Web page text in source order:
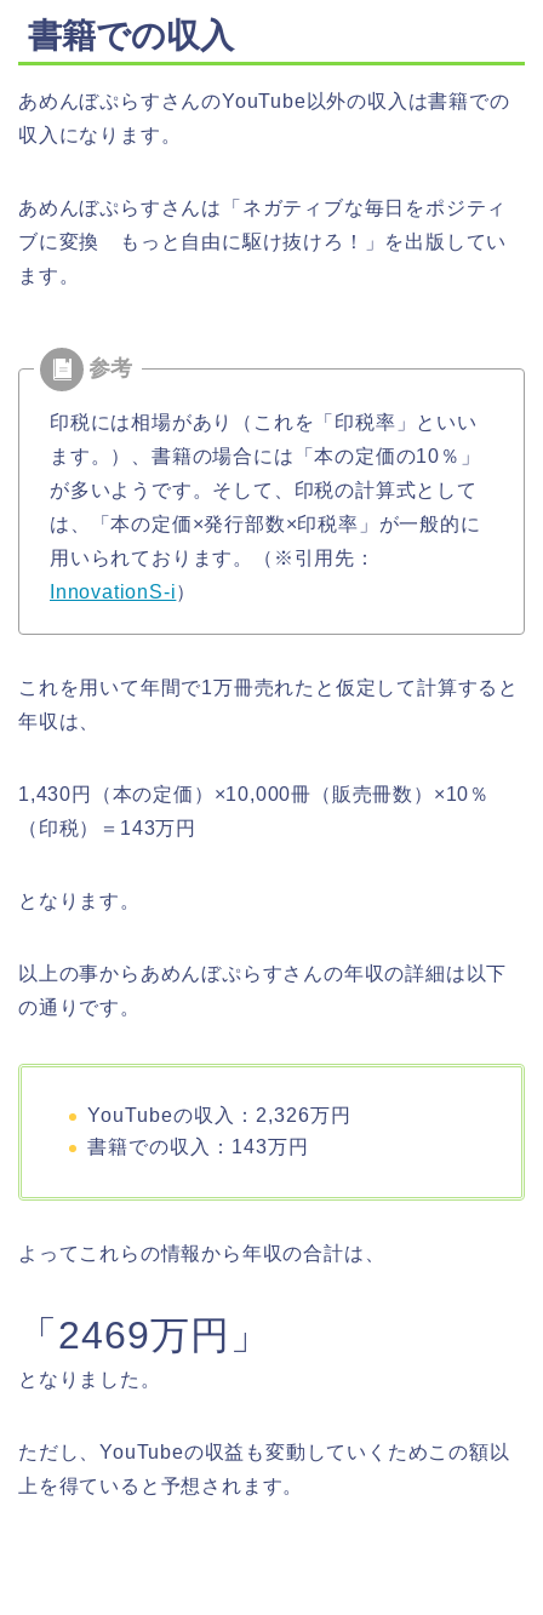
書籍での収入
あめんぼぷらすさんのYouTube以外の収入は書籍での
収入になります。
あめんぼぷらすさんは「ネガティブな毎日をポジティ
ブに変換 もっと自由に駆け抜けろ！」を出版してい
ます。
印税には相場があり（これを「印税率」といい
ます。）、書籍の場合には「本の定価の10％」
が多いようです。そして、印税の計算式として
は、「本の定価×発行部数×印税率」が一般的に
用いられております。（※引用先：
InnovationS-i）
これを用いて年間で1万冊売れたと仮定して計算すると
年収は、
1,430円（本の定価）×10,000冊（販売冊数）×10％
（印税）＝143万円
となります。
以上の事からあめんぼぷらすさんの年収の詳細は以下
の通りです。
YouTubeの収入：2,326万円
書籍での収入：143万円
よってこれらの情報から年収の合計は、
「2469万円」
となりました。
ただし、YouTubeの収益も変動していくためこの額以
上を得ていると予想されます。